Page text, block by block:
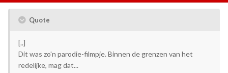
Quote
[..]
Dit was zo'n parodie-filmpje. Binnen de grenzen van het
redelijke, mag dat...